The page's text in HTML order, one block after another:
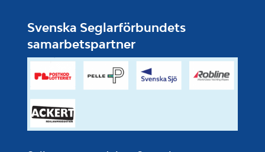
Svenska Seglarförbundets
samarbetspartner